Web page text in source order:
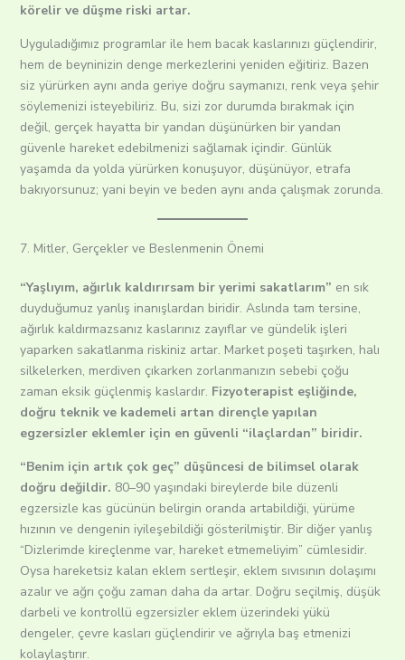
körelir ve düşme riski artar.
Uyguladığımız programlar ile hem bacak kaslarınızı güçlendirir,
hem de beyninizin denge merkezlerini yeniden eğitiriz. Bazen
siz yürürken aynı anda geriye doğru saymanızı, renk veya şehir
söylemenizi isteyebiliriz. Bu, sizi zor durumda bırakmak için
değil, gerçek hayatta bir yandan düşünürken bir yandan
güvenle hareket edebilmenizi sağlamak içindir. Günlük
yaşamda da yolda yürürken konuşuyor, düşünüyor, etrafa
bakıyorsunuz; yani beyin ve beden aynı anda çalışmak zorunda.
7. Mitler, Gerçekler ve Beslenmenin Önemi
“Yaşlıyım, ağırlık kaldırırsam bir yerimi sakatlarım” en sık
duyduğumuz yanlış inanışlardan biridir. Aslında tam tersine,
ağırlık kaldırmazsanız kaslarınız zayıflar ve gündelik işleri
yaparken sakatlanma riskiniz artar. Market poşeti taşırken, halı
silkelerken, merdiven çıkarken zorlanmanızın sebebi çoğu
zaman eksik güçlenmiş kaslardır. Fizyoterapist eşliğinde,
doğru teknik ve kademeli artan dirençle yapılan
egzersizler eklemler için en güvenli “ilaçlardan” biridir.
“Benim için artık çok geç” düşüncesi de bilimsel olarak
doğru değildir. 80–90 yaşındaki bireylerde bile düzenli
egzersizle kas gücünün belirgin oranda artabildiği, yürüme
hızının ve dengenin iyileşebildiği gösterilmiştir. Bir diğer yanlış
“Dizlerimde kireçlenme var, hareket etmemeliyim” cümlesidir.
Oysa hareketsiz kalan eklem sertleşir, eklem sıvısının dolaşımı
azalır ve ağrı çoğu zaman daha da artar. Doğru seçilmiş, düşük
darbeli ve kontrollü egzersizler eklem üzerindeki yükü
dengeler, çevre kasları güçlendirir ve ağrıyla baş etmenizi
kolaylaştırır.